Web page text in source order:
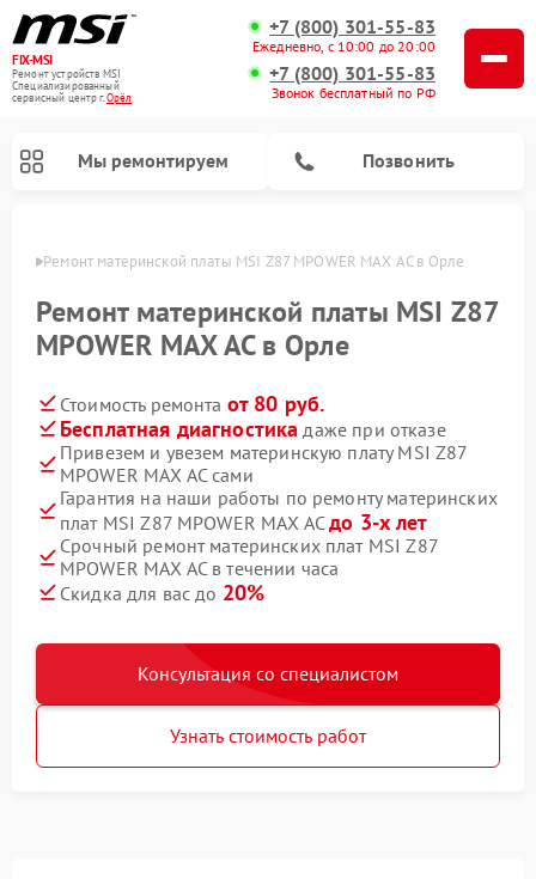
FIX-MSI
Ремонт устройств MSI
Специализированный
cервисный центр г.Орёл
+7 (800) 301-55-83
Ежедневно, с 10:00 до 20:00
+7 (800) 301-55-83
Звонок бесплатный по РФ
Мы ремонтируем Позвонить
Ремонт материнской платы MSI Z87 MPOWER MAX AC в Орле
Ремонт материнской платы MSI Z87
MPOWER MAX AC в Орле
Стоимость ремонта от 80 руб.
Бесплатная диагностика даже при отказе
Привезем и увезем материнскую плату MSI Z87
MPOWER MAX AC сами
Гарантия на наши работы по ремонту материнских
плат MSI Z87 MPOWER MAX ACдо 3-х лет
Срочный ремонт материнских плат MSI Z87
MPOWER MAX AC в течении часа
Скидка для вас до 20%
Консультация со специалистом
Узнать стоимость работ